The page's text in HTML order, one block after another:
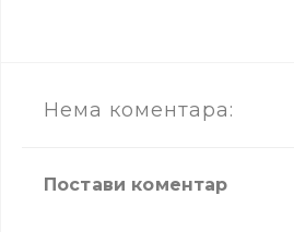
Нема коментара:
Постави коментар